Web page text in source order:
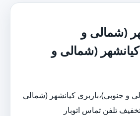
(شمالی و
(شمالی و
و جنوبی)،باربری کیانشهر (شمالی
در صد تخفیف تلفن تماس اتوبار